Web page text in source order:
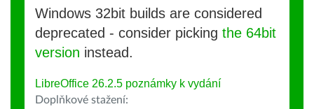
Windows 32bit builds are considered
deprecated - consider picking the 64bit
version instead.
LibreOffice 26.2.5 poznámky k vydání
Doplňkové stažení: